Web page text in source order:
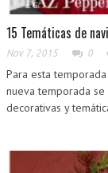
15 Temáticas de
Nov 7, 2015 0
Para esta
nueva temporada se
decorativas y